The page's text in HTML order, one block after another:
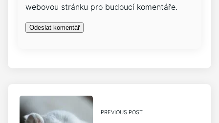
webovou stránku pro budoucí komentáře.
PREVIOUS POST